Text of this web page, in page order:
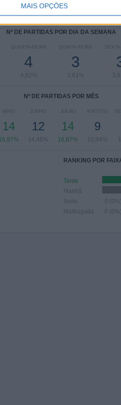
MAIS OPÇÕES
Nº DE PARTIDAS POR DIA DA SEMANA
QUARTA-FEIRA
4
4,82%
QUINTA-FEIRA
3
3,61%
Nº DE PARTIDAS POR MÊS
MAIO
14
JUNHO
12
14,46%
JULHO
14
16,87%
AGOSTO
9
10,84%
RANKING POR
Tarde
Manhã
Noite
0 (0%)
Madrugada
0 (0%)